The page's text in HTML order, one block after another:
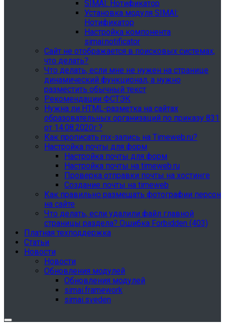
SIMAI: Нотификатор
Установка модуля SIMAI:
Нотификатор
Настройка компонента
simai:notificator
Сайт не отображается в поисковых системах,
что делать?
Что делать, если мне не нужен на странице
динамический функционал, а нужно
разместить обычный текст
Рекомендации ФСТЭК
Нужна ли HTML-разметка на сайтах
образовательных организаций по приказу 831
от 14.08.2020г.?
Как прописать mx-запись на Timeweb.ru?
Настройка почты для форм
Настройка почты для форм
Настройка почты на timeweb.ru
Проверка отправки почты на хостинге
Создание почты на timeweb
Как правильно размещать фотографии персон
на сайте
Что делать, если удалили файл главной
страницы раздела? Ошибка Forbidden (403)
Платная техподдержка
Статьи
Новости
Новости
Обновления модулей
Обновления модулей
simai.framework
simai.sveden